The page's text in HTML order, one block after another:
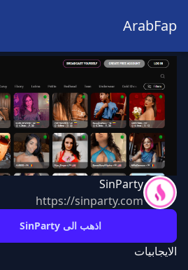
ArabFap
SinParty
https://sinparty.com
اذهب الى SinParty
الايجابيات